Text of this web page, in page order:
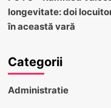
longevitate: doi
în această vară
Categorii
Administratie